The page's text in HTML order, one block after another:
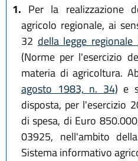
1. Per la realizzazione
agricolo regionale, ai
32 della legge
(Norme per l'esercizio
materia di agricoltura.
agosto 1983, n. 34) e
disposta, per l'esercizio
di spesa, di Euro
03925, nell'ambito
Sistema informativo